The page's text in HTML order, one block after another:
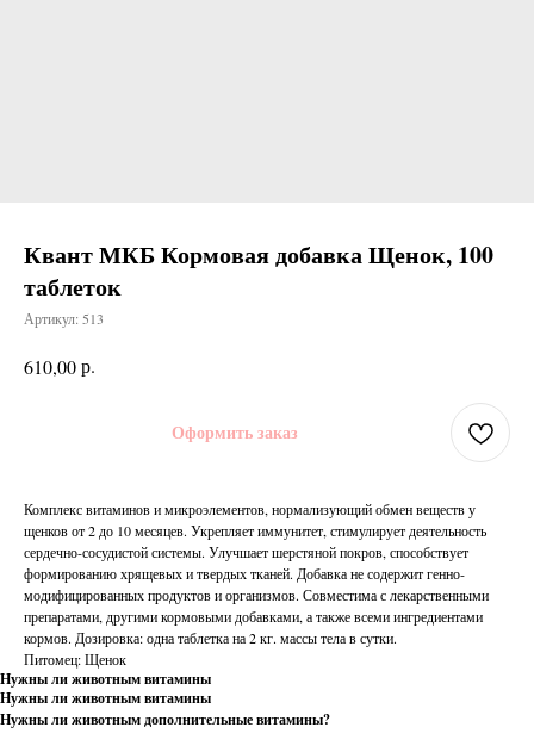
Квант МКБ Кормовая добавка Щенок, 100
таблеток
Артикул: 513
610,00р.
Оформить заказ
Комплекс витаминов и микроэлементов, нормализующий обмен веществ у
щенков от 2 до 10 месяцев. Укрепляет иммунитет, стимулирует деятельность
сердечно-сосудистой системы. Улучшает шерстяной покров, способствует
формированию хрящевых и твердых тканей. Добавка не содержит генно-
модифицированных продуктов и организмов. Совместима с лекарственными
препаратами, другими кормовыми добавками, а также всеми ингредиентами
кормов. Дозировка: одна таблетка на 2 кг. массы тела в сутки.
Питомец: Щенок
Нужны ли животным витамины
Нужны ли животным витамины
Нужны ли животным дополнительные витамины?